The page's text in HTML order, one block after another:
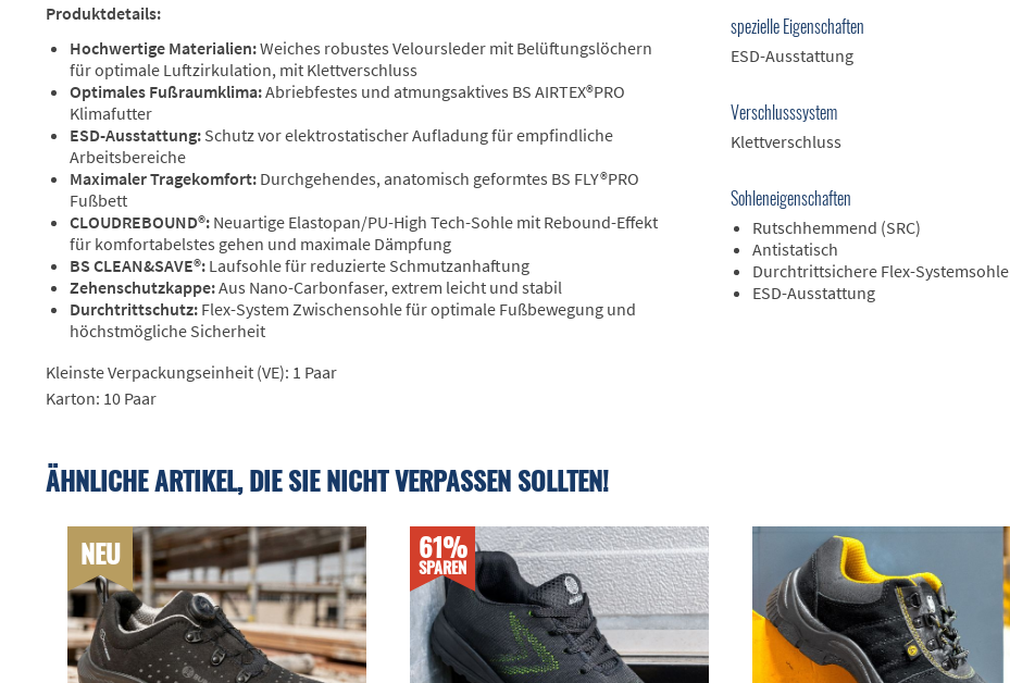
Produktdetails:
Hochwertige Materialien:Weiches robustes Veloursleder mit Belüftungslöchern
für optimale Luftzirkulation, mit Klettverschluss
Optimales Fußraumklima:Abriebfestes und atmungsaktives BS AIRTEX®PRO
Klimafutter
ESD-Ausstattung: Schutz vor elektrostatischer Aufladung für empfindliche
Arbeitsbereiche
Maximaler Tragekomfort: Durchgehendes, anatomisch geformtes BS FLY®PRO
Fußbett
CLOUDREBOUND®: Neuartige Elastopan/PU-High Tech-Sohle mit Rebound-Effekt
für komfortabelstes gehen und maximale Dämpfung
BS CLEAN&SAVE®: Laufsohle für reduzierte Schmutzanhaftung
Zehenschutzkappe:Aus Nano-Carbonfaser, extrem leicht und stabil
Durchtrittschutz: Flex-System Zwischensohle für optimale Fußbewegung und
höchstmögliche Sicherheit
Kleinste Verpackungseinheit (VE): 1 Paar
Karton: 10 Paar
spezielle Eigenschaften
ESD-Ausstattung
Verschlusssystem
Klettverschluss
Sohleneigenschaften
Rutschhemmend (SRC)
Antistatisch
Durchtrittsichere Flex-Systemsohle
ESD-Ausstattung
ÄHNLICHE ARTIKEL, DIE SIE NICHT VERPASSEN SOLLTEN!
NEU
61%
SPAREN